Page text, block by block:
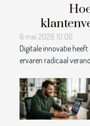
casino's
6 mei 2026 10:06
Digitale innovatie
ervaren radicaal